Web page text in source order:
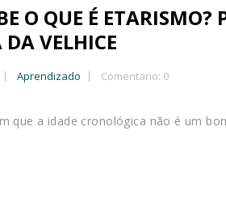
O QUE É
VELHICE
Aprendizado Comentario: 0
que a idade cronológica não é um